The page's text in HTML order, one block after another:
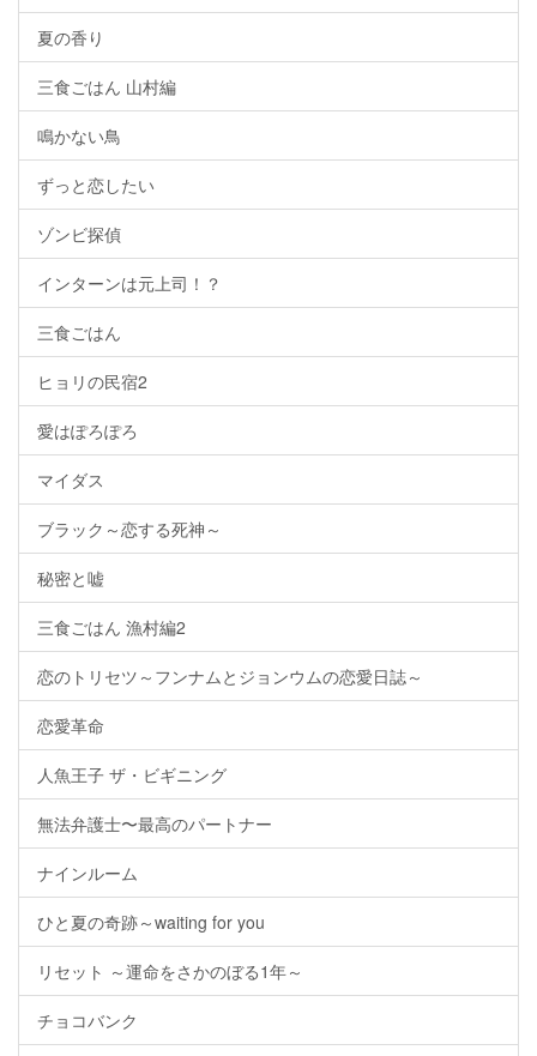
夏の香り
三食ごはん 山村編
鳴かない鳥
ずっと恋したい
ゾンビ探偵
インターンは元上司！？
三食ごはん
ヒョリの民宿2
愛はぽろぽろ
マイダス
ブラック～恋する死神～
秘密と嘘
三食ごはん 漁村編2
恋のトリセツ～フンナムとジョンウムの恋愛日誌～
恋愛革命
人魚王子 ザ・ビギニング
無法弁護士〜最高のパートナー
ナインルーム
ひと夏の奇跡～waiting for you
リセット ～運命をさかのぼる1年～
チョコバンク